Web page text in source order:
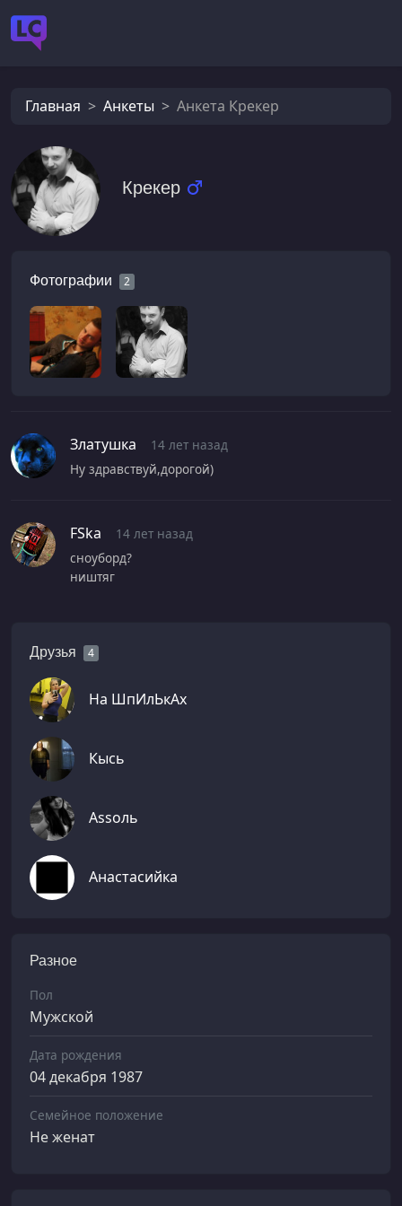
Главная Анкеты Анкета Крекер
Крекер
Фотографии 2
Златушка
14 лет назад
Ну здравствуй,дорогой)
FSka
14 лет назад
сноуборд?
ништяг
Друзья 4
На ШпИлЬкАх
Кысь
Аssоль
Анастасийка
Разное
Пол
Мужской
Дата рождения
04 декабря 1987
Семейное положение
Не женат